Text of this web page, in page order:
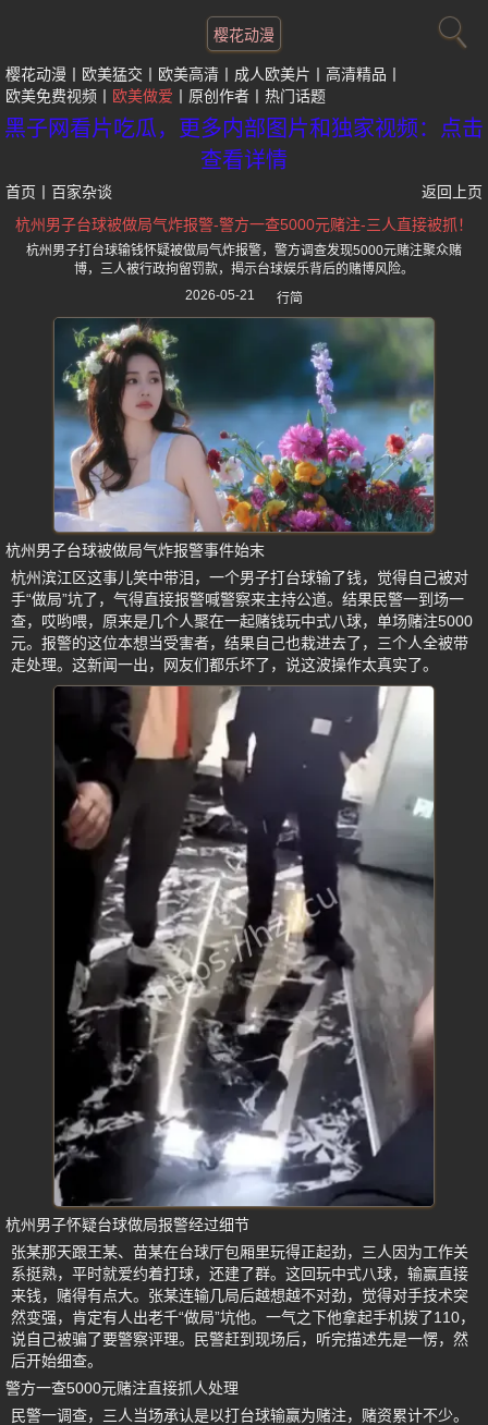
樱花动漫
樱花动漫 欧美猛交 欧美高清 成人欧美片
高清精品
欧美免费视频
欧美做爱 原创作者 热门话题
黑子网看片吃瓜，更多内部图片和独家视频：点击
查看详情
首页 百家杂谈
返回上页
杭州男子台球被做局气炸报警-警方一查5000元赌注-三人直接被抓！
杭州男子打台球输钱怀疑被做局气炸报警，警方调查发现5000元赌注聚众赌
博，三人被行政拘留罚款，揭示台球娱乐背后的赌博风险。
2026-05-21
行简
杭州男子台球被做局气炸报警事件始末
杭州滨江区这事儿笑中带泪，一个男子打台球输了钱，觉得自己被对
手“做局”坑了，气得直接报警喊警察来主持公道。结果民警一到场一
查，哎哟喂，原来是几个人聚在一起赌钱玩中式八球，单场赌注5000
元。报警的这位本想当受害者，结果自己也栽进去了，三个人全被带
走处理。这新闻一出，网友们都乐坏了，说这波操作太真实了。
杭州男子怀疑台球做局报警经过细节
张某那天跟王某、苗某在台球厅包厢里玩得正起劲，三人因为工作关
系挺熟，平时就爱约着打球，还建了群。这回玩中式八球，输赢直接
来钱，赌得有点大。张某连输几局后越想越不对劲，觉得对手技术突
然变强，肯定有人出老千“做局”坑他。一气之下他拿起手机拨了110，
说自己被骗了要警察评理。民警赶到现场后，听完描述先是一愣，然
后开始细查。
警方一查5000元赌注直接抓人处理
民警一调查，三人当场承认是以打台球输赢为赌注，赌资累计不少。